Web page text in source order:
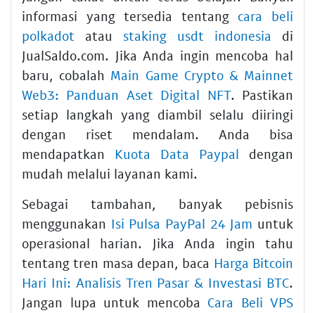
informasi yang tersedia tentang cara beli
polkadot atau staking usdt indonesia di
JualSaldo.com. Jika Anda ingin mencoba hal
baru, cobalah Main Game Crypto & Mainnet
Web3: Panduan Aset Digital NFT. Pastikan
setiap langkah yang diambil selalu diiringi
dengan riset mendalam. Anda bisa
mendapatkan Kuota Data Paypal dengan
mudah melalui layanan kami.
Sebagai tambahan, banyak pebisnis
menggunakan Isi Pulsa PayPal 24 Jam untuk
operasional harian. Jika Anda ingin tahu
tentang tren masa depan, baca Harga Bitcoin
Hari Ini: Analisis Tren Pasar & Investasi BTC.
Jangan lupa untuk mencoba Cara Beli VPS